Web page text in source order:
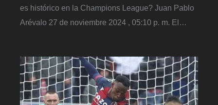
es histórico en la Champions League? Juan Pablo
Arévalo 27 de noviembre 2024 , 05:10 p. m. El…